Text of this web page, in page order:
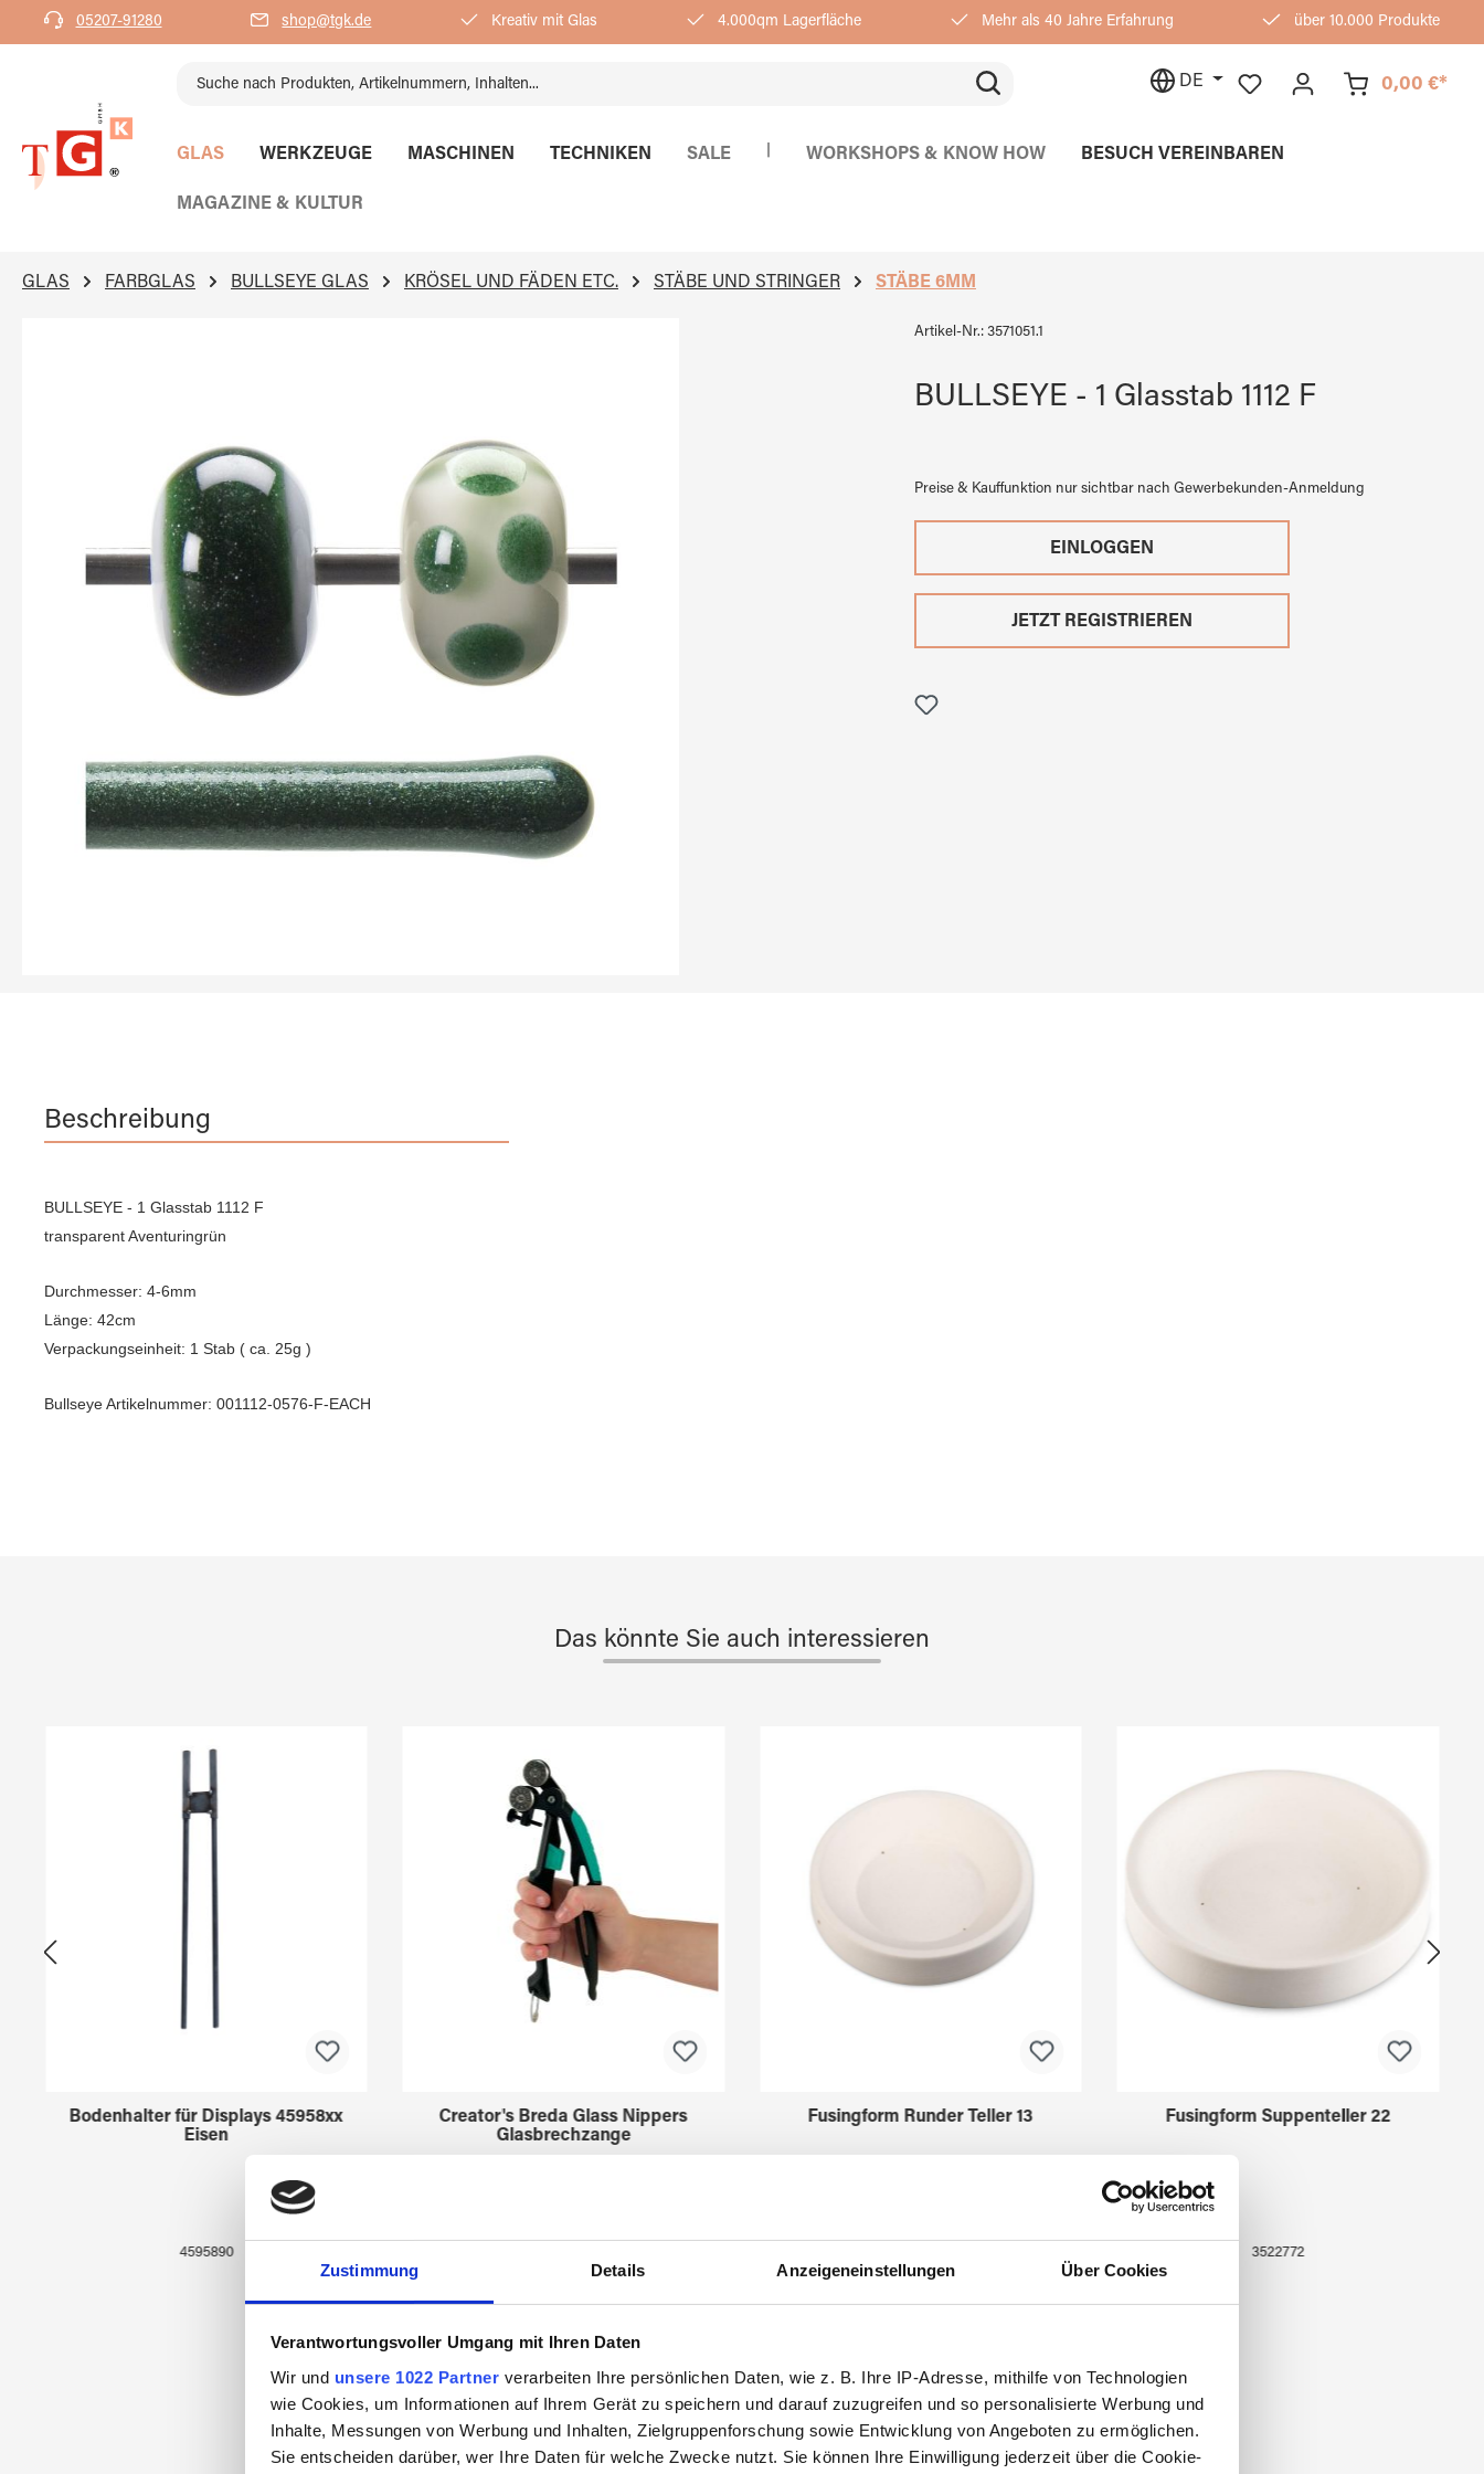
Zustimmung Details Anzeigeneinstellungen Über Cookies
Verantwortungsvoller Umgang mit Ihren Daten
Wir und unsere 1022 Partner verarbeiten Ihre persönlichen Daten, wie z. B. Ihre IP-Adresse, mithilfe von Technologien
wie Cookies, um Informationen auf Ihrem Gerät zu speichern und darauf zuzugreifen und so personalisierte Werbung und
Inhalte, Messungen von Werbung und Inhalten, Zielgruppenforschung sowie Entwicklung von Angeboten zu ermöglichen.
Sie entscheiden darüber, wer Ihre Daten für welche Zwecke nutzt. Sie können Ihre Einwilligung jederzeit über die Cookie-
Zur Hauptnavigation springen
05207-91280 shop@tgk.de Kreativ mit Glas 4.000qm Lagerfläche Mehr als 40 Jahre Erfahrung über 10.000 Produkte
DE 0,00 €*
GLAS WERKZEUGE MASCHINEN TECHNIKEN SALE WORKSHOPS & KNOW HOW BESUCH VEREINBAREN
MAGAZINE & KULTUR
GLAS FARBGLAS BULLSEYE GLAS KRÖSEL UND FÄDEN ETC. STÄBE UND STRINGER STÄBE 6MM
Artikel-Nr.: 3571051.1
BULLSEYE - 1 Glasstab 1112 F
Preise & Kauffunktion nur sichtbar nach Gewerbekunden-Anmeldung
EINLOGGEN
JETZT REGISTRIEREN
Beschreibung
BULLSEYE - 1 Glasstab 1112 F
transparent Aventuringrün
Durchmesser: 4-6mm
Länge: 42cm
Verpackungseinheit: 1 Stab ( ca. 25g )
Bullseye Artikelnummer: 001112-0576-F-EACH
Das könnte Sie auch interessieren
Bodenhalter für Displays 45958xx
Eisen
4595890
Creator's Breda Glass Nippers
Glasbrechzange
Fusingform Runder Teller 13 Fusingform Suppenteller 22
3522772
Zuletzt angesehen